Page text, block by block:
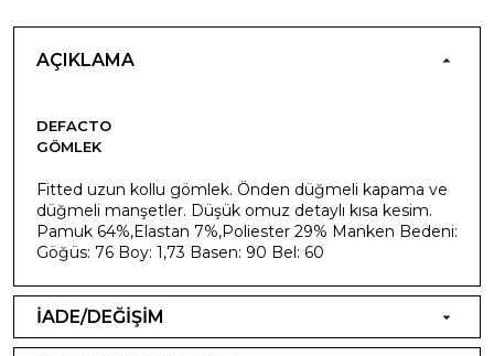
AÇIKLAMA
DEFACTO
GÖMLEK
Fitted uzun kollu gömlek. Önden düğmeli kapama ve
düğmeli manşetler. Düşük omuz detaylı kısa kesim.
Pamuk 64%,Elastan 7%,Poliester 29% Manken Bedeni:
Göğüs: 76 Boy: 1,73 Basen: 90 Bel: 60
İADE/DEĞİŞİM